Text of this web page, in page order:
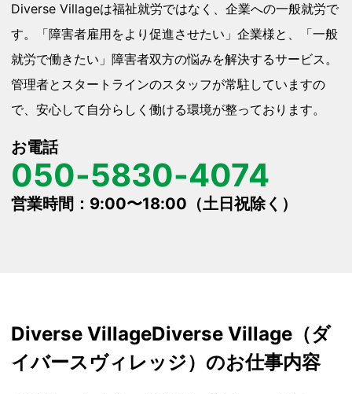
Diverse Villageは福祉就労ではなく、企業への一般就労で
す。「障害者雇用をより促進させたい」企業様と、「一般
就労で働きたい」障害者双方の悩みを解決するサービス。
管理者とスタートラインのスタッフが常駐していますの
で、安心して自分らしく働ける環境が整っております。
お電話
050-5830-4074
営業時間：9:00〜18:00（土日祝除く）
Diverse VillageDiverse Village（ダ
イバースヴィレッジ）のお仕事内容